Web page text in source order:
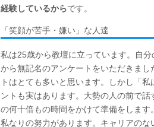
経験しているからです。
「笑顔が苦手・嫌い」な人達
私は25歳から教壇に立っています。自
から無記名のアンケートをいただきま
トはとても多いと思います。しかし「
ントも実はあります。大勢の人の前で
の何十倍もの時間をかけて準備をします
私なりの努力があります。キャリアの